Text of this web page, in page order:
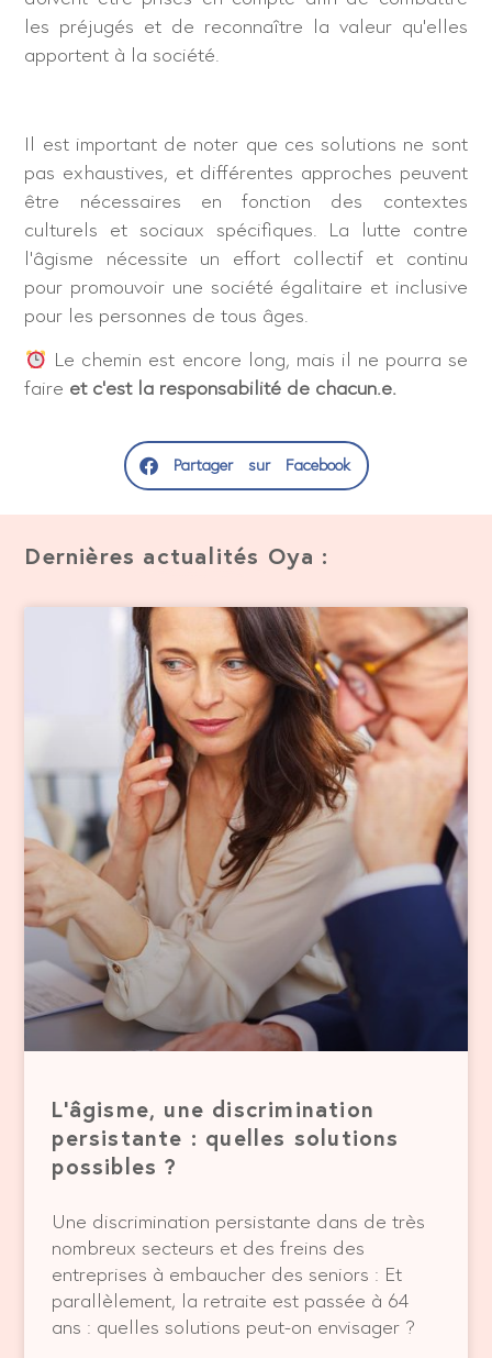
les préjugés et de reconnaître la valeur qu’elles
apportent à la société.
Il est important de noter que ces solutions ne sont
pas exhaustives, et différentes approches peuvent
être nécessaires en fonction des contextes
culturels et sociaux spécifiques. La lutte contre
l’âgisme nécessite un effort collectif et continu
pour promouvoir une société égalitaire et inclusive
pour les personnes de tous âges.
Le chemin est encore long, mais il ne pourra se
faire et c’est la responsabilité de chacun.e.
Partager sur Facebook
Dernières actualités Oya :
L’âgisme, une discrimination
persistante : quelles solutions
possibles ?
Une discrimination persistante dans de très
nombreux secteurs et des freins des
entreprises à embaucher des seniors : Et
parallèlement, la retraite est passée à 64
ans : quelles solutions peut-on envisager ?